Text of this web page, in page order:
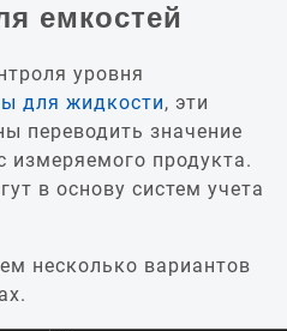
емкостей
уровня
для жидкости, эти
переводить значение
измеряемого продукта.
в основу систем учета
несколько вариантов